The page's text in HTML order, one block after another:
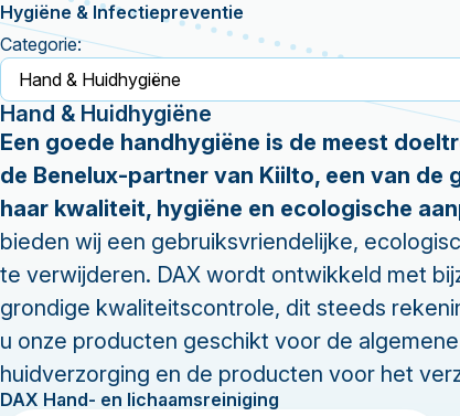
Hygiëne & Infectiepreventie
Categorie:
Hand & Huidhygiëne
Een goede handhygiëne is de meest
de Benelux-partner van Kiilto, een van
haar kwaliteit, hygiëne en ecologische
bieden wij een gebruiksvriendelijke,
te verwijderen. DAX wordt ontwikkeld met
grondige kwaliteitscontrole, dit steeds
u onze producten geschikt voor de
huidverzorging en de producten voor het
DAX Hand- en lichaamsreiniging